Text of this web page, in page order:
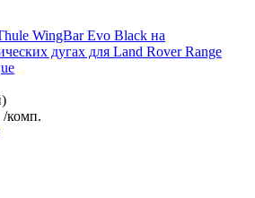
WingBar Evo Black на
дугах для Land Rover Range
/комп.